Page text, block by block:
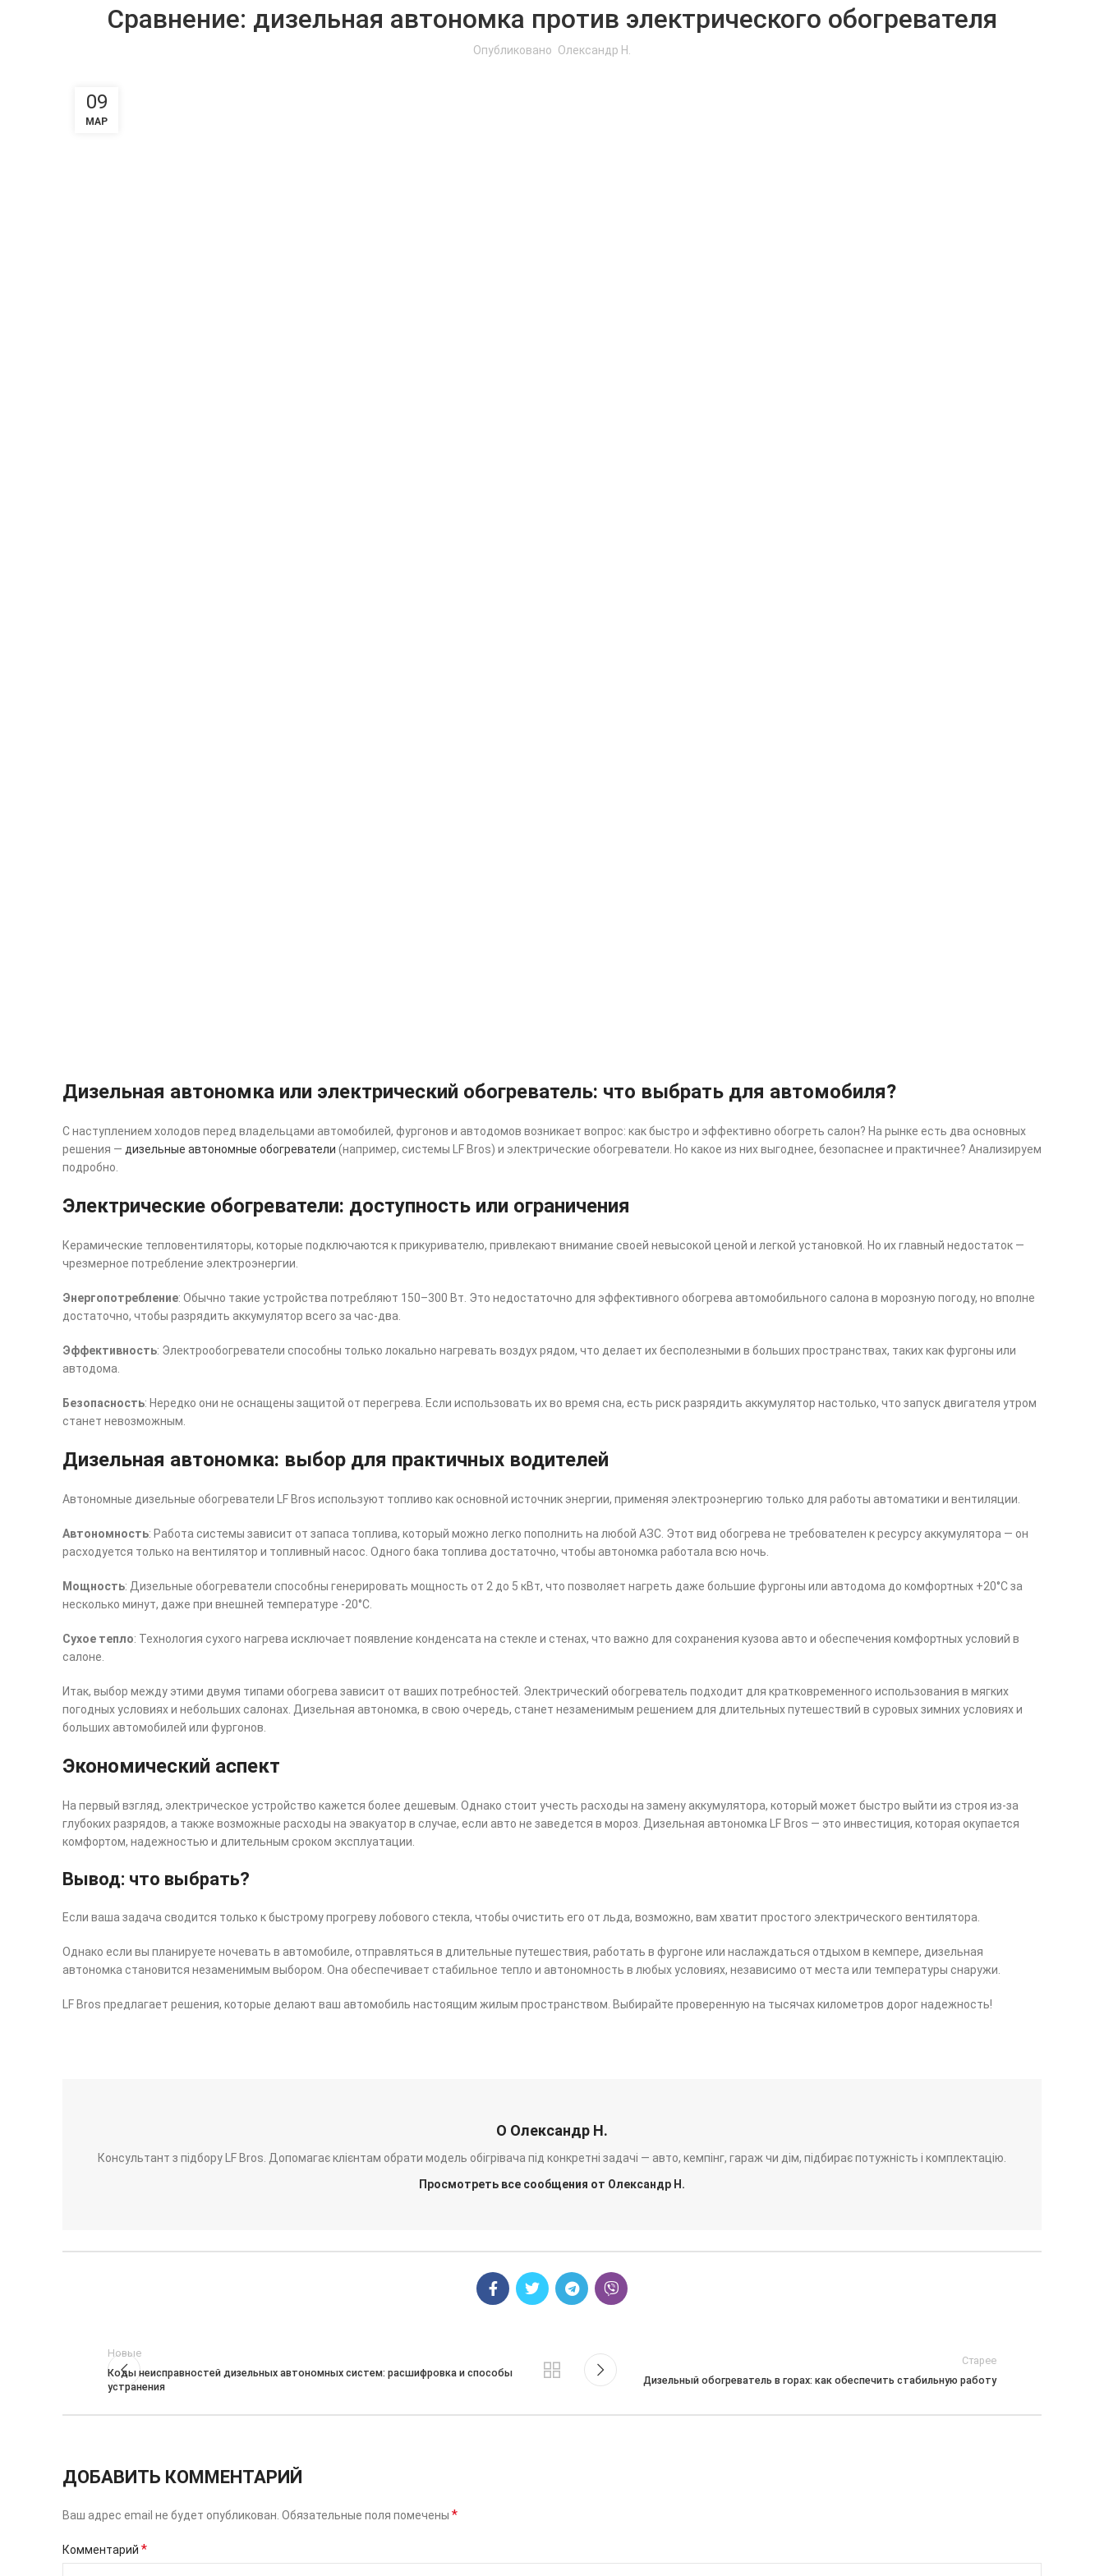
Сравнение: дизельная автономка против электрического обогревателя
Опубликовано Олександр Н.
09
МАР
Дизельная автономка или электрический обогреватель: что выбрать для автомобиля?
С наступлением холодов перед владельцами автомобилей, фургонов и автодомов возникает вопрос: как быстро и эффективно обогреть салон? На рынке есть два основных
решения — дизельные автономные обогреватели (например, системы LF Bros) и электрические обогреватели. Но какое из них выгоднее, безопаснее и практичнее? Анализируем
подробно.
Электрические обогреватели: доступность или ограничения
Керамические тепловентиляторы, которые подключаются к прикуривателю, привлекают внимание своей невысокой ценой и легкой установкой. Но их главный недостаток —
чрезмерное потребление электроэнергии.
Энергопотребление: Обычно такие устройства потребляют 150–300 Вт. Это недостаточно для эффективного обогрева автомобильного салона в морозную погоду, но вполне
достаточно, чтобы разрядить аккумулятор всего за час-два.
Эффективность: Электрообогреватели способны только локально нагревать воздух рядом, что делает их бесполезными в больших пространствах, таких как фургоны или
автодома.
Безопасность: Нередко они не оснащены защитой от перегрева. Если использовать их во время сна, есть риск разрядить аккумулятор настолько, что запуск двигателя утром
станет невозможным.
Дизельная автономка: выбор для практичных водителей
Автономные дизельные обогреватели LF Bros используют топливо как основной источник энергии, применяя электроэнергию только для работы автоматики и вентиляции.
Автономность: Работа системы зависит от запаса топлива, который можно легко пополнить на любой АЗС. Этот вид обогрева не требователен к ресурсу аккумулятора — он
расходуется только на вентилятор и топливный насос. Одного бака топлива достаточно, чтобы автономка работала всю ночь.
Мощность: Дизельные обогреватели способны генерировать мощность от 2 до 5 кВт, что позволяет нагреть даже большие фургоны или автодома до комфортных +20°C за
несколько минут, даже при внешней температуре -20°C.
Сухое тепло: Технология сухого нагрева исключает появление конденсата на стекле и стенах, что важно для сохранения кузова авто и обеспечения комфортных условий в
салоне.
Итак, выбор между этими двумя типами обогрева зависит от ваших потребностей. Электрический обогреватель подходит для кратковременного использования в мягких
погодных условиях и небольших салонах. Дизельная автономка, в свою очередь, станет незаменимым решением для длительных путешествий в суровых зимних условиях и
больших автомобилей или фургонов.
Экономический аспект
На первый взгляд, электрическое устройство кажется более дешевым. Однако стоит учесть расходы на замену аккумулятора, который может быстро выйти из строя из-за
глубоких разрядов, а также возможные расходы на эвакуатор в случае, если авто не заведется в мороз. Дизельная автономка LF Bros — это инвестиция, которая окупается
комфортом, надежностью и длительным сроком эксплуатации.
Вывод: что выбрать?
Если ваша задача сводится только к быстрому прогреву лобового стекла, чтобы очистить его от льда, возможно, вам хватит простого электрического вентилятора.
Однако если вы планируете ночевать в автомобиле, отправляться в длительные путешествия, работать в фургоне или наслаждаться отдыхом в кемпере, дизельная
автономка становится незаменимым выбором. Она обеспечивает стабильное тепло и автономность в любых условиях, независимо от места или температуры снаружи.
LF Bros предлагает решения, которые делают ваш автомобиль настоящим жилым пространством. Выбирайте проверенную на тысячах километров дорог надежность!
О Олександр Н.
Консультант з підбору LF Bros. Допомагає клієнтам обрати модель обігрівача під конкретні задачі — авто, кемпінг, гараж чи дім, підбирає потужність і комплектацію.
Просмотреть все сообщения от Олександр Н.
Новые
Коды неисправностей дизельных автономных систем: расшифровка и способы
устранения
Старее
Дизельный обогреватель в горах: как обеспечить стабильную работу
ДОБАВИТЬ КОММЕНТАРИЙ
Ваш адрес email не будет опубликован. Обязательные поля помечены *
Комментарий *